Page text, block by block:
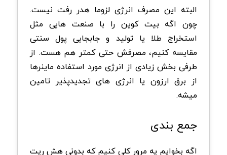
البته این مصرف انرژی لزوما هدر رفت نیست.
چون اگه بیت کوین را با صنعت هایی مثل
استخراج طلا یا تولید و جابجایی پول سنتی
مقایسه کنیم، مصرفش حتی کمتر هم هست. از
طرفی بخش زیادی از انرژی مورد استفاده ماینرها
از برق ارزون یا انرژی های تجدیدپذیر تامین
میشه.
جمع بندی
اگه بخوایم یه مرور کلی کنیم که بدونی هش ریت